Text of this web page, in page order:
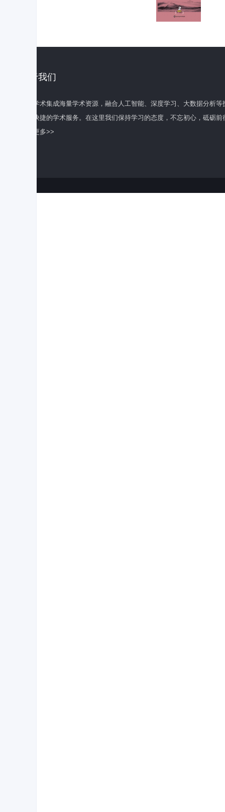
关于我们
百度学术集成海量学术资源，融合人工智能、深度学习、大数据分析
全面快捷的学术服务。在这里我们保持学习的态度，不忘初心，砥砺前
了解更多>>